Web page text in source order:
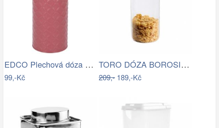
EDCO Plechová dóza na potraviny, 18 x 7…
99,-Kč
TORO DÓZA BOROSILIK.SKLO, NEREZ VÍČKO…
209,-189,-Kč